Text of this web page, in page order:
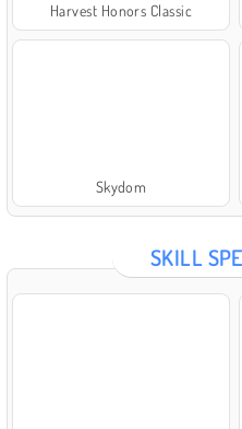
Harvest Honors Classic
Skydom
SKILL